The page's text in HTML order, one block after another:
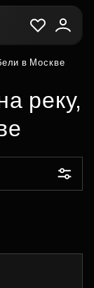
в Москве
реку,